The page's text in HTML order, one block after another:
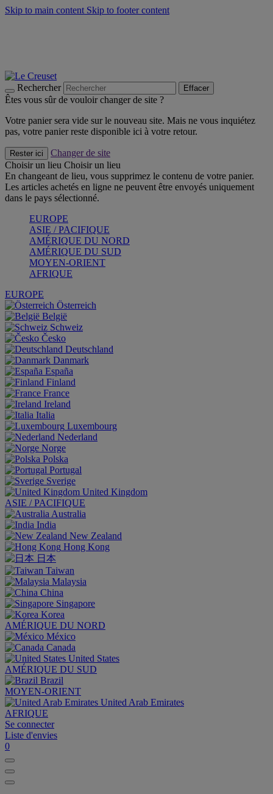
Skip to main content Skip to footer content
Rechercher Effacer
Êtes vous sûr de vouloir changer de site ?
Votre panier sera vide sur le nouveau site. Mais ne vous inquiétez
pas, votre panier reste disponible ici à votre retour.
Rester ici
Changer de site
Choisir un lieu Choisir un lieu
En changeant de lieu, vous supprimez le contenu de votre panier.
Les articles achetés en ligne ne peuvent être envoyés uniquement
dans le pays sélectionné.
EUROPE
ASIE / PACIFIQUE
AMÉRIQUE DU NORD
AMÉRIQUE DU SUD
MOYEN-ORIENT
AFRIQUE
EUROPE
Österreich
België
Schweiz
Česko
Deutschland
Danmark
España
Finland
France
Ireland
Italia
Luxembourg
Nederland
Norge
Polska
Portugal
Sverige
United Kingdom
ASIE / PACIFIQUE
Australia
India
New Zealand
Hong Kong
日本
Taiwan
Malaysia
China
Singapore
Korea
AMÉRIQUE DU NORD
México
Canada
United States
AMÉRIQUE DU SUD
Brazil
MOYEN-ORIENT
United Arab Emirates
AFRIQUE
Se connecter
Liste d'envies
0